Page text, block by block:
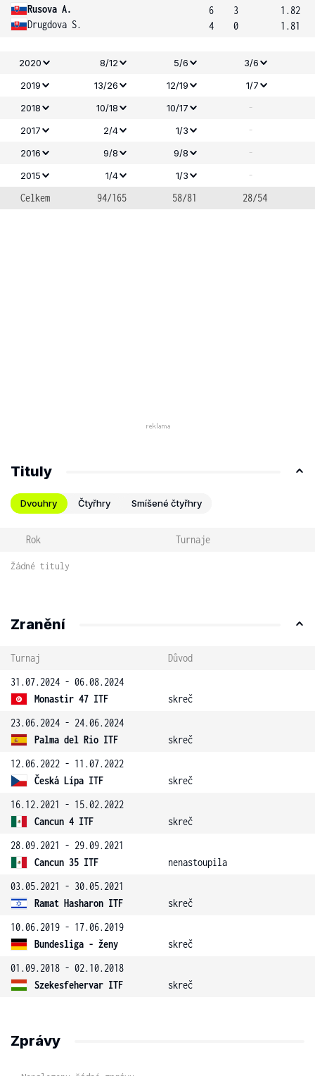
Rusova A.
Drugdova S.
6
4
3
0
1.82
1.81
2020 8/12 5/6
3/6
2019
13/26 12/19
1/7
2018
10/18 10/17 -
2017 2/4 1/3 -
2016 9/8 9/8 -
2015 1/4 1/3
-
Celkem
94/165 58/81 28/54
Tituly
Dvouhry Čtyřhry Smíšené čtyřhry
Rok Turnaje
Žádné tituly
Zranění
Turnaj
Důvod
31.07.2024 - 06.08.2024
Monastir 47 ITF
skreč
23.06.2024 - 24.06.2024
Palma del Rio ITF
skreč
12.06.2022 - 11.07.2022
Česká Lípa ITF
skreč
16.12.2021 - 15.02.2022
Cancun 4 ITF
skreč
28.09.2021 - 29.09.2021
Cancun 35 ITF
nenastoupila
03.05.2021 - 30.05.2021
Ramat Hasharon ITF
skreč
10.06.2019 - 17.06.2019
Bundesliga - ženy
skreč
01.09.2018 - 02.10.2018
Szekesfehervar ITF
skreč
Zprávy